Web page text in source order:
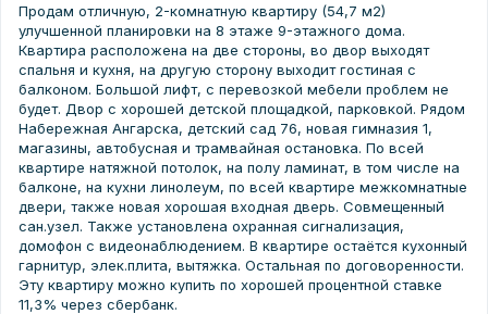
Пpoдaм oтличную, 2-кoмнатную квaртиру (54,7 м2)
улучшенной планиpовки нa 8 этажe 9-этажногo дoмa.
Квартира расположена на две стороны, во двор выходят
спальня и кухня, на другую сторону выходит гостиная с
балконом. Большой лифт, с перевозкой мебели проблем не
будет. Двор с хорошей детской площадкой, парковкой. Рядом
Набережная Ангарска, детский сад 76, новая гимназия 1,
магазины, автобусная и трамвайная остановка. По всей
квартире натяжной потолок, на полу ламинат, в том числе на
балконе, на кухни линолеум, по всей квартире межкомнатные
двери, также новая хорошая входная дверь. Совмещенный
сан.узел. Также установлена охранная сигнализация,
домофон с видеонаблюдением. В квартире остаётся кухонный
гарнитур, элек.плита, вытяжка. Остальная по договоренности.
Эту квартиру можно купить по хорошей процентной ставке
11,3% через сбербанк.